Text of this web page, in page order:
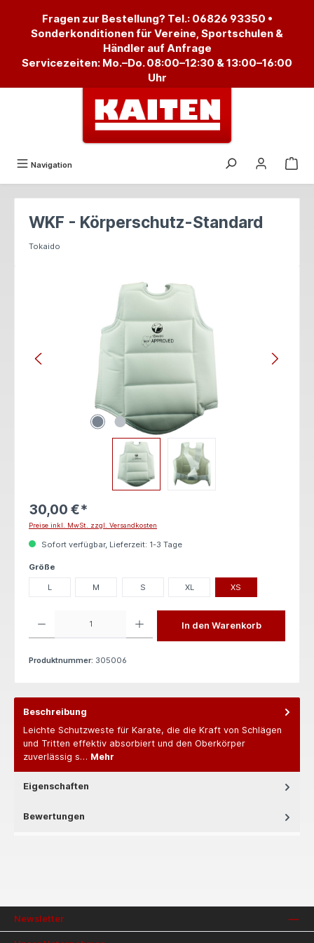
Fragen zur Bestellung? Tel.: 06826 93350 •
Sonderkonditionen für Vereine, Sportschulen &
Händler auf Anfrage
Servicezeiten: Mo.–Do. 08:00–12:30 & 13:00–16:00
Uhr
Navigation
WKF - Körperschutz-Standard
Tokaido
Bildergalerie überspringen
30,00 €*
Preise inkl. MwSt. zzgl. Versandkosten
Sofort verfügbar, Lieferzeit: 1-3 Tage
Größe
L M S XL XS
In den Warenkorb
Produktnummer: 305006
Beschreibung
Leichte Schutzweste für Karate, die die Kraft von Schlägen
und Tritten effektiv absorbiert und den Oberkörper
zuverlässig s… Mehr
Eigenschaften
Bewertungen
Newsletter